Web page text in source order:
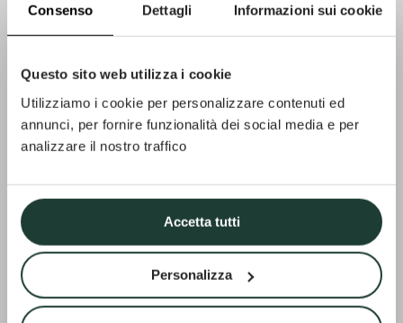
Consenso Dettagli Informazioni sui cookie
Questo sito web utilizza i cookie
Utilizziamo i cookie per personalizzare contenuti ed
annunci, per fornire funzionalità dei social media e per
analizzare il nostro traffico
Accetta tutti
Personalizza